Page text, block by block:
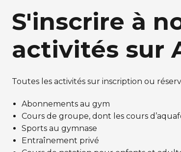
S'inscrire à
activités sur
Toutes les activités sur inscription ou
Abonnements au gym
Cours de groupe, dont les cours
Sports au gymnase
Entraînement privé